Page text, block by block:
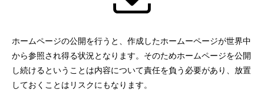
ホームページの公開を行うと、作成したホームーページが世界中
から参照され得る状況となります。そのためホームページを公開
し続けるということは内容について責任を負う必要があり、放置
しておくことはリスクにもなります。